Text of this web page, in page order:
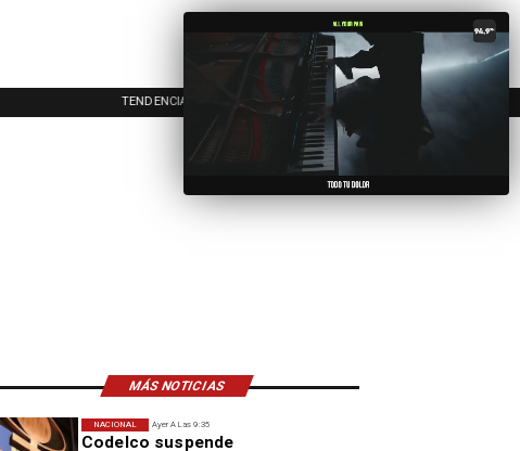
TENDENCIAS EVENTOS
MÁS NOTICIAS
Ayer A Las 9:35
Codelco suspende
NACIONAL